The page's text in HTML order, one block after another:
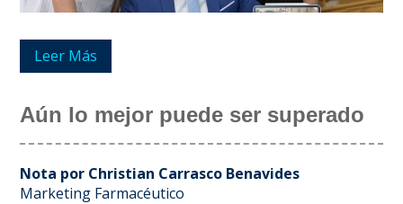
Leer Más
Aún lo mejor puede ser superado
Nota por Christian Carrasco Benavides
Marketing Farmacéutico